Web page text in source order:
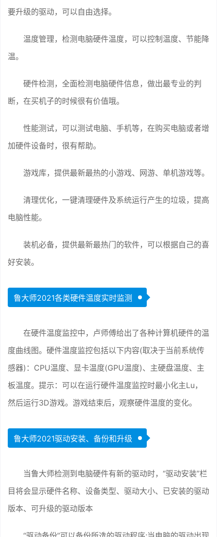
要升级的驱动，可以自由选择。
温度管理，检测电脑硬件温度，可以控制温度、节能降
温。
硬件检测，全面检测电脑硬件信息，做出最专业的判
断，在买机子的时候很有价值哦。
性能测试，可以测试电脑、手机等，在购买电脑或者增
加硬件设备时，很有帮助。
游戏库，提供最新最热的小游戏、网游、单机游戏等。
清理优化，一键清理硬件及系统运行产生的垃圾，提高
电脑性能。
装机必备，提供最新最热门的软件，可以根据自己的喜
好安装。
鲁大师2021各类硬件温度实时监测
在硬件温度监控中，卢师傅给出了各种计算机硬件的温
度曲线图。硬件温度监控包括以下内容(取决于当前系统传
感器)：CPU温度、显卡温度(GPU温度)、主硬盘温度、主
板温度。提示：可以在运行硬件温度监控时最小化主Lu，
然后运行3D游戏。游戏结束后，观察硬件温度的变化。
鲁大师2021驱动安装、备份和升级
当鲁大师检测到电脑硬件有新的驱动时，“驱动安装”栏
目将会显示硬件名称、设备类型、驱动大小、已安装的驱动
版本、可升级的驱动版本